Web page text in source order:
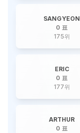
SANGYEON
0 표
175위
ERIC
0 표
177위
ARTHUR
0 표